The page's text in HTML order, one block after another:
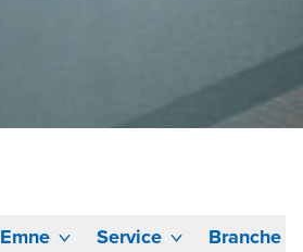
Emne Service Branche